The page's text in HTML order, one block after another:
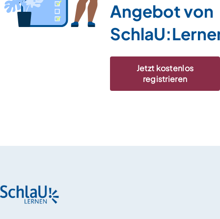
Angebot von
Jetzt kostenlos
registrieren